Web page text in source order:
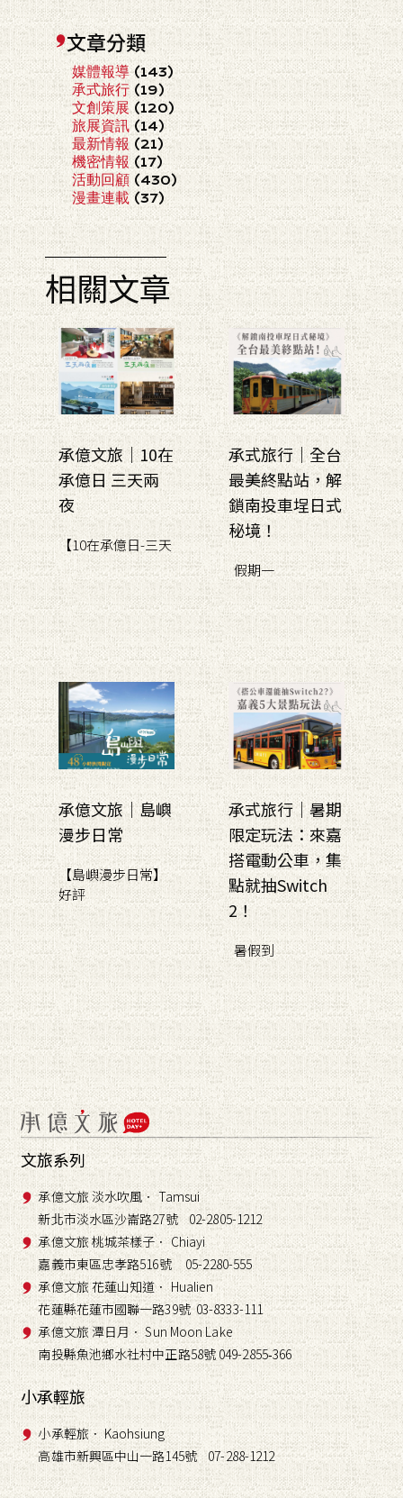
文章分類
媒體報導(143)
承式旅行 (19)
文創策展(120)
旅展資訊(14)
最新情報 (21)
機密情報(17)
活動回顧 (430)
漫畫連載 (37)
相關文章
承億文旅｜10在
承億日 三天兩
夜
【10在承億日-三天
承式旅行｜全台
最美終點站，解
鎖南投車埕日式
秘境！
假期一
承億文旅｜島嶼
漫步日常
【島嶼漫步日常】
好評
承式旅行｜暑期
限定玩法：來嘉
搭電動公車，集
點就抽Switch
2！
暑假到
文旅系列
承億文旅 淡水吹風． Tamsui
新北市淡水區沙崙路27號 02-2805-1212
承億文旅 桃城茶樣子． Chiayi
嘉義市東區忠孝路516號 05-2280-555
承億文旅 花蓮山知道． Hualien
花蓮縣花蓮市國聯一路39號 03-8333-111
承億文旅 潭日月． Sun Moon Lake
南投縣魚池鄉水社村中正路58號 049-2855-366
小承輕旅
小承輕旅． Kaohsiung
高雄市新興區中山一路145號 07-288-1212